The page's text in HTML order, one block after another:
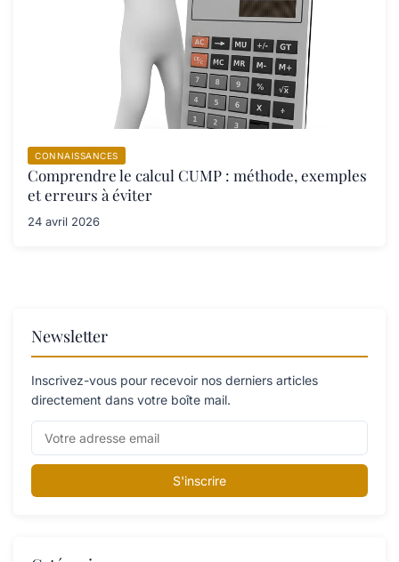
CONNAISSANCES
Comprendre le calcul CUMP : méthode, exemples
et erreurs à éviter
24 avril 2026
Newsletter
Inscrivez-vous pour recevoir nos derniers articles
directement dans votre boîte mail.
S'inscrire